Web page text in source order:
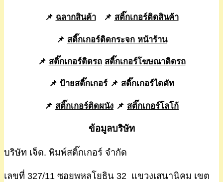
📌 ฉลากสินค้า📌 สติ๊กเกอร์ติดสินค้า
📌 สติ๊กเกอร์ติดกระจก หน้าร้าน
📌 สติ๊กเกอร์ติดรถ สติ๊กเกอร์โฆษณาติดรถ
📌 ป้ายสติ๊กเกอร์ 📌 สติ๊กเกอร์ไดคัท
📌 สติ๊กเกอร์ติดผนัง 📌 สติ๊กเกอร์โลโก้
ข้อมูลบริษัท
บริษัท เจ็ด. พิมพ์สติ๊กเกอร์ จำกัด
เลขที่ 327/11 ซอยพหลโยธิน 32 แขวงเสนานิคม เขต